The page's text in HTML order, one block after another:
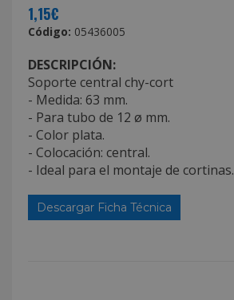
1,15€
Código: 05436005
DESCRIPCIÓN:
Soporte central chy-cort
- Medida: 63 mm.
- Para tubo de 12 ø mm.
- Color plata.
- Colocación: central.
- Ideal para el montaje de cortinas.
Descargar Ficha Técnica